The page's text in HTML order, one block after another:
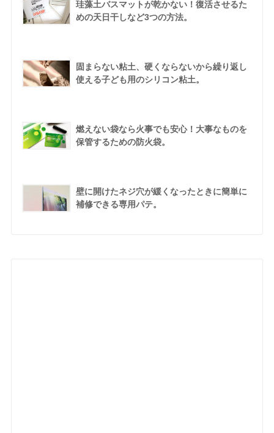
珪藻土バスマットが乾かない！復活させるた
めの天日干しなど3つの方法。
固まらない粘土、硬くならないから繰り返し
使える子ども用のシリコン粘土。
燃えない袋なら火事でも安心！大事なものを
保管するための防火袋。
壁に開けたネジ穴が緩くなったときに簡単に
補修できる専用パテ。